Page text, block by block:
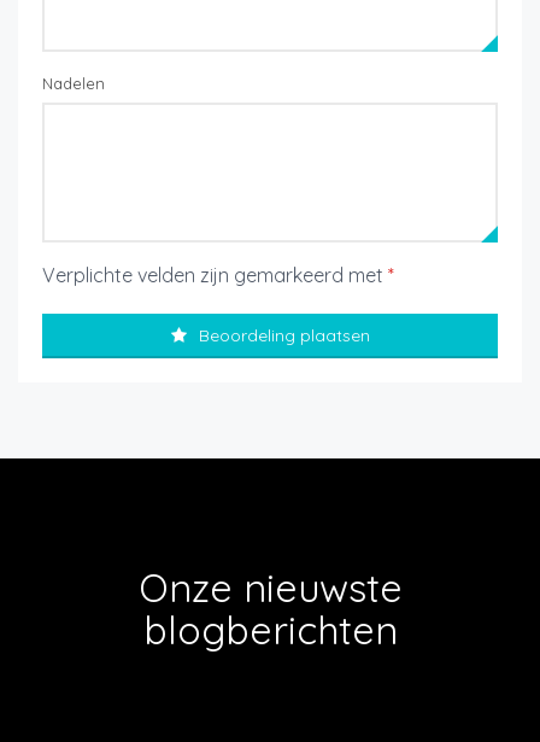
Nadelen
Verplichte velden zijn gemarkeerd met *
Beoordeling plaatsen
Onze nieuwste
blogberichten